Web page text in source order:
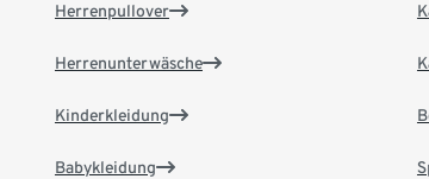
Herrenpullover
Herrenunterwäsche
Kinderkleidung
Babykleidung